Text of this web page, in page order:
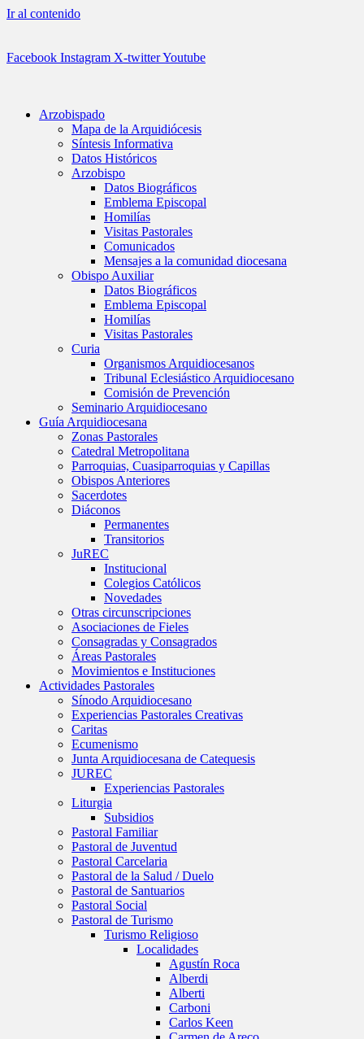
Ir al contenido
Facebook Instagram X-twitterYoutube
Arzobispado
Mapa de la Arquidiócesis
Síntesis Informativa
Datos Históricos
Arzobispo
Datos Biográficos
Emblema Episcopal
Homilías
Visitas Pastorales
Comunicados
Mensajes a la comunidad diocesana
Obispo Auxiliar
Datos Biográficos
Emblema Episcopal
Homilías
Visitas Pastorales
Curia
Organismos Arquidiocesanos
Tribunal Eclesiástico Arquidiocesano
Comisión de Prevención
Seminario Arquidiocesano
Guía Arquidiocesana
Zonas Pastorales
Catedral Metropolitana
Parroquias, Cuasiparroquias y Capillas
Obispos Anteriores
Sacerdotes
Diáconos
Permanentes
Transitorios
JuREC
Institucional
Colegios Católicos
Novedades
Otras circunscripciones
Asociaciones de Fieles
Consagradas y Consagrados
Áreas Pastorales
Movimientos e Instituciones
Actividades Pastorales
Sínodo Arquidiocesano
Experiencias Pastorales Creativas
Caritas
Ecumenismo
Junta Arquidiocesana de Catequesis
JUREC
Experiencias Pastorales
Liturgia
Subsidios
Pastoral Familiar
Pastoral de Juventud
Pastoral Carcelaria
Pastoral de la Salud / Duelo
Pastoral de Santuarios
Pastoral Social
Pastoral de Turismo
Turismo Religioso
Localidades
Agustín Roca
Alberdi
Alberti
Carboni
Carlos Keen